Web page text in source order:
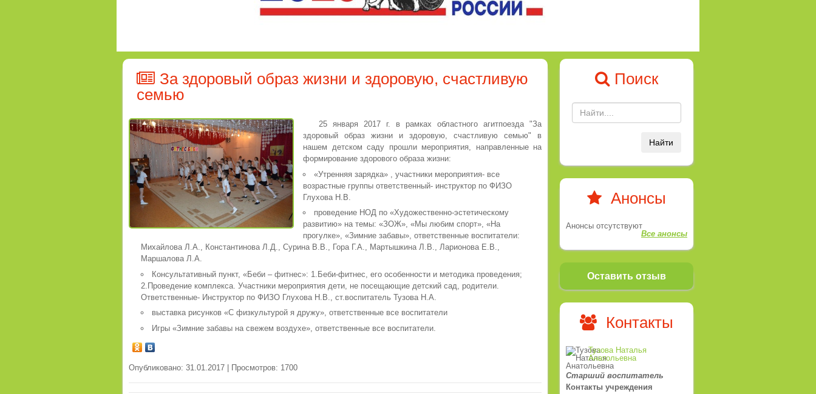
За здоровый образ жизни и здоровую, счастливую
семью
25 января 2017 г. в рамках областного агитпоезда "За
здоровый образ жизни и здоровую, счастливую семью" в
нашем детском саду прошли мероприятия, направленные на
формирование здорового образа жизни:
«Утренняя зарядка» , участники мероприятия- все
возрастные группы ответственный- инструктор по ФИЗО
Глухова Н.В.
проведение НОД по «Художественно-эстетическому
развитию» на темы: «ЗОЖ», «Мы любим спорт», «На
прогулке», «Зимние забавы», ответственные воспитатели:
Михайлова Л.А., Константинова Л.Д., Сурина В.В., Гора Г.А., Мартышкина Л.В., Ларионова Е.В.,
Маршалова Л.А.
Консультативный пункт, «Беби – фитнес»: 1.Беби-фитнес, его особенности и методика проведения;
2.Проведение комплекса. Участники мероприятия дети, не посещающие детский сад, родители.
Ответственные- Инструктор по ФИЗО Глухова Н.В., ст.воспитатель Тузова Н.А.
выставка рисунков «С физкультурой я дружу», ответственные все воспитатели
Игры «Зимние забавы на свежем воздухе», ответственные все воспитатели.
Опубликовано: 31.01.2017 | Просмотров: 1700
Поиск
Найти
Анонсы
Анонсы отсутствуют
Все анонсы
Оставить отзыв
Контакты
Тузова Наталья
Анатольевна
Старший воспитатель
Контакты учреждения